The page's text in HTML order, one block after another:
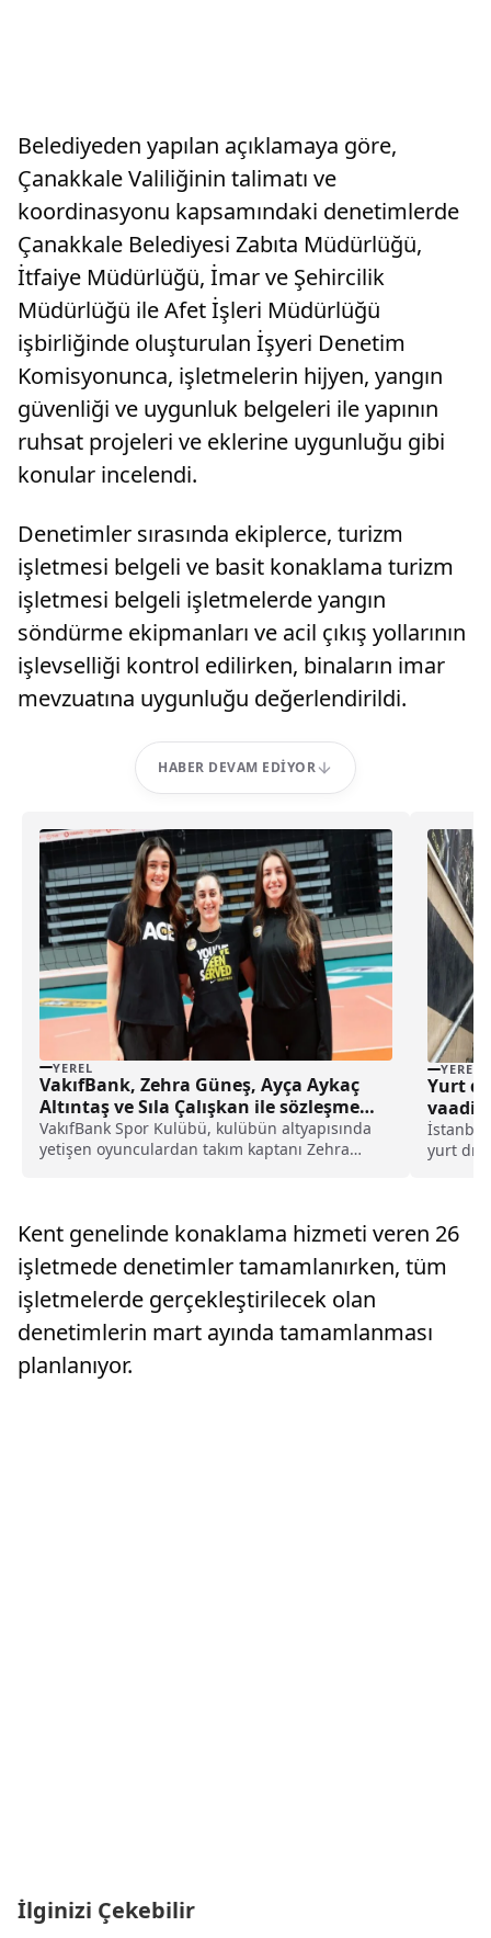
Belediyeden yapılan açıklamaya göre,
Çanakkale Valiliğinin talimatı ve
koordinasyonu kapsamındaki denetimlerde
Çanakkale Belediyesi Zabıta Müdürlüğü,
İtfaiye Müdürlüğü, İmar ve Şehircilik
Müdürlüğü ile Afet İşleri Müdürlüğü
işbirliğinde oluşturulan İşyeri Denetim
Komisyonunca, işletmelerin hijyen, yangın
güvenliği ve uygunluk belgeleri ile yapının
ruhsat projeleri ve eklerine uygunluğu gibi
konular incelendi.
Denetimler sırasında ekiplerce, turizm
işletmesi belgeli ve basit konaklama turizm
işletmesi belgeli işletmelerde yangın
söndürme ekipmanları ve acil çıkış yollarının
işlevselliği kontrol edilirken, binaların imar
mevzuatına uygunluğu değerlendirildi.
HABER DEVAM EDIYOR
YEREL
VakıfBank, Zehra Güneş, Ayça Aykaç
Altıntaş ve Sıla Çalışkan ile sözleşme
yeniledi haberi
VakıfBank Spor Kulübü, kulübün altyapısında
yetişen oyunculardan takım kaptanı Zehra
kaptanlığına getir...
YEREL
Yurt
yurt
Kent genelinde konaklama hizmeti veren 26
işletmede denetimler tamamlanırken, tüm
işletmelerde gerçekleştirilecek olan
denetimlerin mart ayında tamamlanması
planlanıyor.
İlginizi Çekebilir